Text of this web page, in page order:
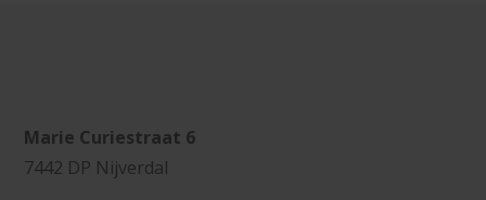
Marie Curiestraat 6
7442 DP Nijverdal